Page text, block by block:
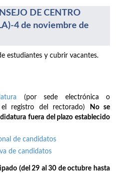
DE CENTRO
4 de noviembre de
estudiantes y cubrir vacantes.
(por sede electrónica o
el registro del rectorado)
No se
fuera del plazo establecido
de candidatos
de candidatos
(del 29 al 30 de octubre hasta